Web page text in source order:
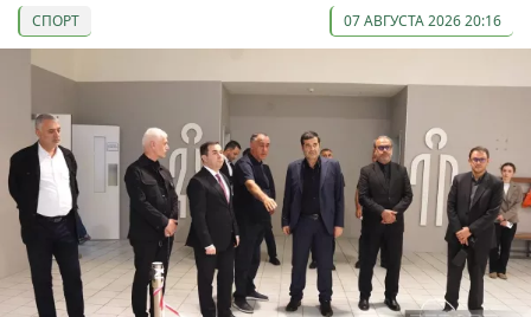
СПОРТ 07 АВГУСТА 2026 20:16